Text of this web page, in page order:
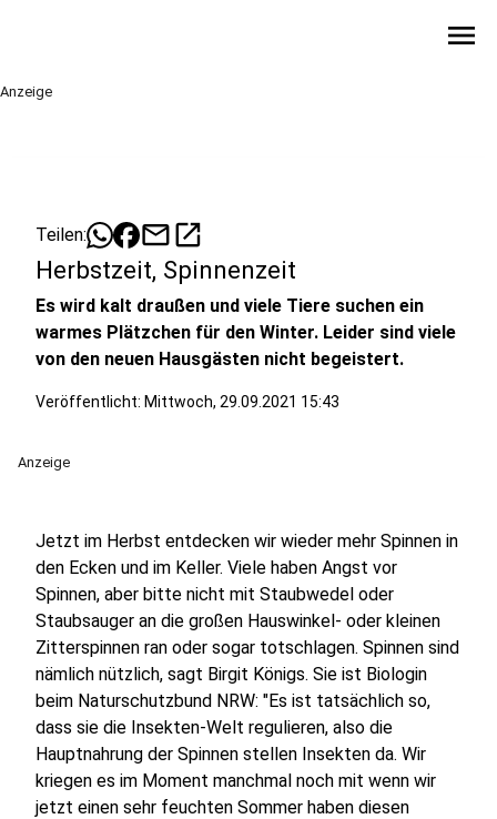
menu
Anzeige
Teilen: mailopen_in_new
Herbstzeit, Spinnenzeit
Es wird kalt draußen und viele Tiere suchen ein
warmes Plätzchen für den Winter. Leider sind viele
von den neuen Hausgästen nicht begeistert.
Veröffentlicht: Mittwoch, 29.09.2021 15:43
Anzeige
Jetzt im Herbst entdecken wir wieder mehr Spinnen in
den Ecken und im Keller. Viele haben Angst vor
Spinnen, aber bitte nicht mit Staubwedel oder
Staubsauger an die großen Hauswinkel- oder kleinen
Zitterspinnen ran oder sogar totschlagen. Spinnen sind
nämlich nützlich, sagt Birgit Königs. Sie ist Biologin
beim Naturschutzbund NRW: "Es ist tatsächlich so,
dass sie die Insekten-Welt regulieren, also die
Hauptnahrung der Spinnen stellen Insekten da. Wir
kriegen es im Moment manchmal noch mit wenn wir
jetzt einen sehr feuchten Sommer haben diesen